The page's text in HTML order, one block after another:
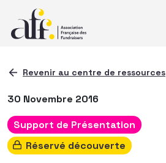
Revenir au centre de ressources
30 Novembre 2016
Support de Présentation
Réservé découverte